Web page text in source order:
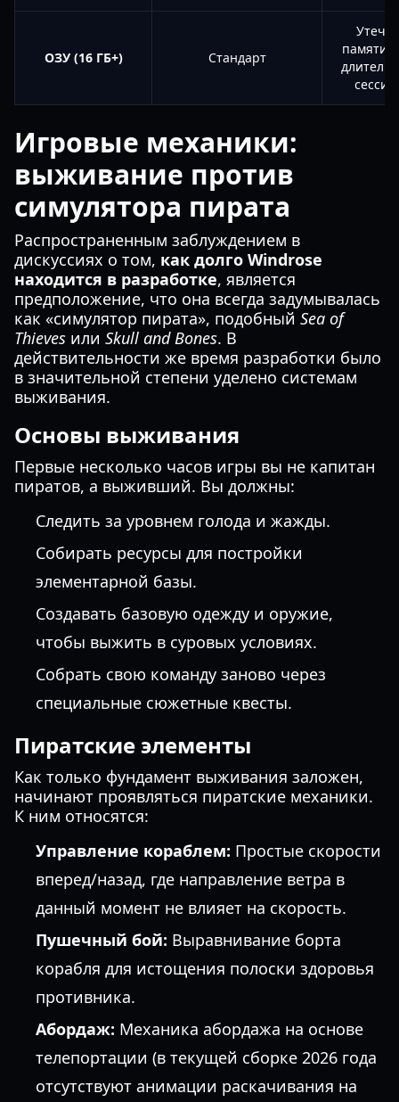
ОЗУ (16 ГБ+) Стандарт
Утечки
памяти
Игровые механики:
выживание против
симулятора пирата
Распространенным заблуждением в
дискуссиях о том, как долго Windrose
находится в разработке, является
предположение, что она всегда задумывалась
как «симулятор пирата», подобный Sea of
Thieves или Skull and Bones. В
действительности же время разработки было
в значительной степени уделено системам
выживания.
Основы выживания
Первые несколько часов игры вы не капитан
пиратов, а выживший. Вы должны:
Следить за уровнем голода и жажды.
Собирать ресурсы для постройки
элементарной базы.
Создавать базовую одежду и оружие,
чтобы выжить в суровых условиях.
Собрать свою команду заново через
специальные сюжетные квесты.
Пиратские элементы
Как только фундамент выживания заложен,
начинают проявляться пиратские механики.
К ним относятся:
Управление кораблем: Простые скорости
вперед/назад, где направление ветра в
данный момент не влияет на скорость.
Пушечный бой: Выравнивание борта
корабля для истощения полоски здоровья
противника.
Абордаж: Механика абордажа на основе
телепортации (в текущей сборке 2026 года
отсутствуют анимации раскачивания на